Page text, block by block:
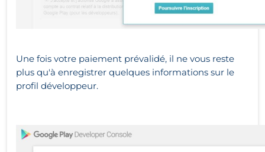
Une fois votre paiement prévalidé, il ne vous reste
plus qu'à enregistrer quelques informations sur le
profil développeur.